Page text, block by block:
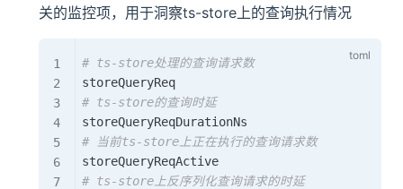
关的监控项，用于洞察ts-store上的查询执行情况
# ts-store处理的查询请求数
# ts-store的查询时延
# 当前ts-store上正在执行的查询请求数
# ts-store上反序列化查询请求的时延